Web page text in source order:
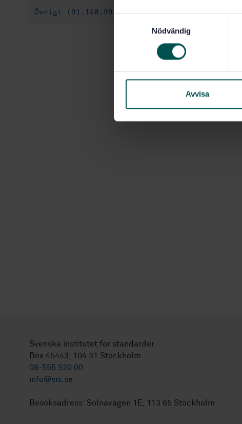
s
Nödvändig
Avvisa
Övrigt (91.140.99)
Svenska institutet för standarder
Box 45443, 104 31 Stockholm
08-555 520 00
info@sis.se
Besöksadress: Solnavägen 1E, 113 65 Stockholm